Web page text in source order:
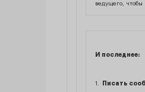
ведущего, чтобы
И последнее:
1. Писать